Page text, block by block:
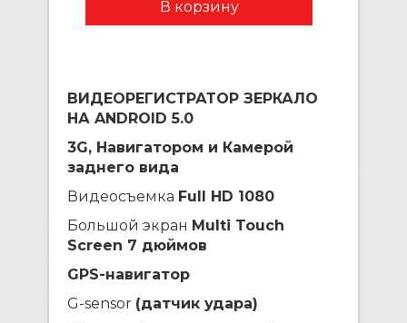
ВИДЕОРЕГИСТРАТОР ЗЕРКАЛО
НА ANDROID 5.0
3G, Навигатором и Камерой
заднего вида
Видеосъемка Full HD 1080
Большой экран Multi Touch
Screen 7 дюймов
GPS-навигатор
G-sensor (датчик удара)